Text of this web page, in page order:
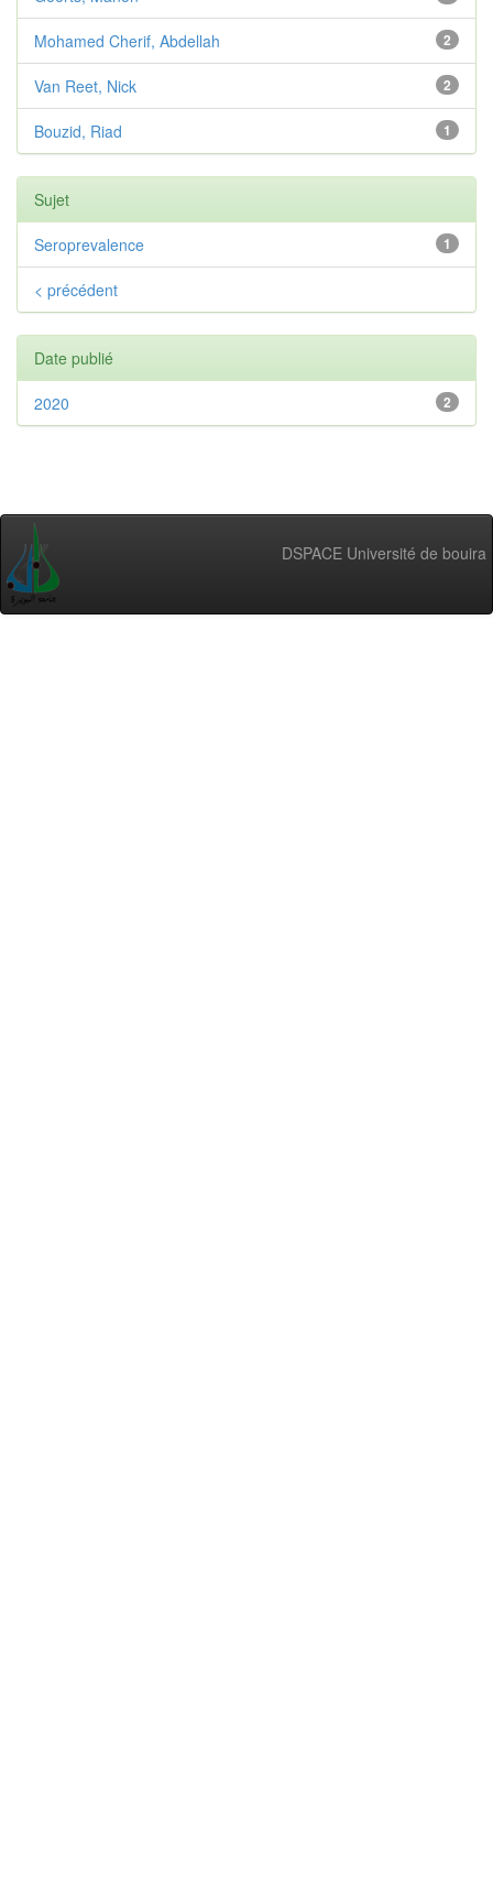
2
Mohamed Cherif, Abdellah
2
Van Reet, Nick
1
Bouzid, Riad
Sujet
1
Seroprevalence
< précédent
Date publié
2
2020
DSPACE Université de bouira